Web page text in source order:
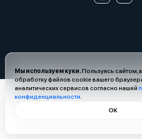
Мы используем куки.Пользуясь сайтом,
обработку файлов cookie вашего
аналитических сервисов согласно нашей
конфиденциальности.
ОК